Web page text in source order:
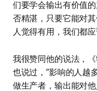
们要学会输出有价值
否精湛，只要它能对
人觉得有用，我们都
我很赞同他的说法，
也说过，“影响的人越
做生产者，输出能对